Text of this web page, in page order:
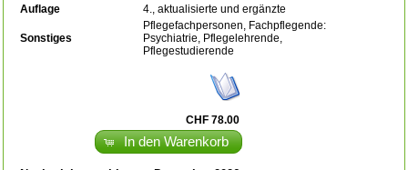
Auflage
4., aktualisierte und ergänzte
Sonstiges
Pflegefachpersonen, Fachpflegende:
Psychiatrie, Pflegelehrende,
Pflegestudierende
CHF 78.00
In den Warenkorb